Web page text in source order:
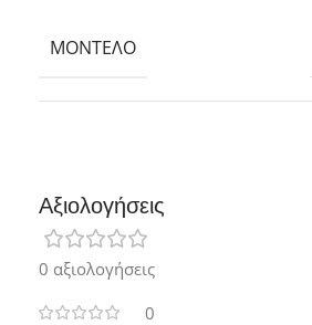
ΜΟΝΤΈΛΟ
Αξιολογήσεις
0 αξιολογήσεις
0